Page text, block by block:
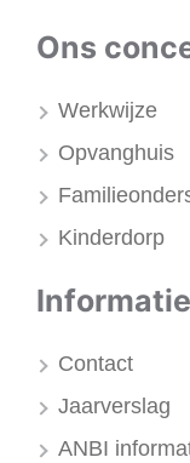
Ons
Werkwijze
Opvanghuis
Kinderdorp
Informatie
Contact
Jaarverslag
ANBI